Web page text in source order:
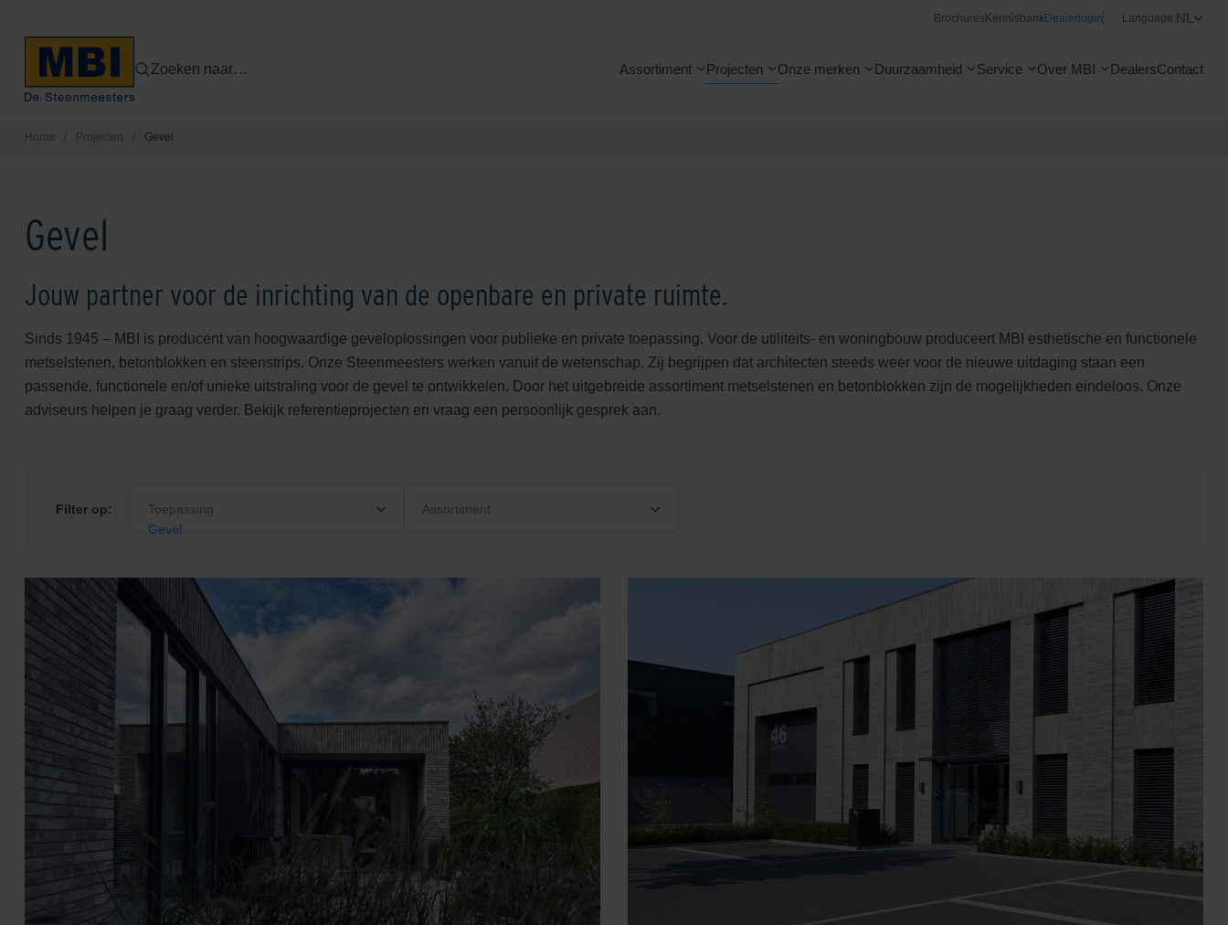
Brochures KennisbankDealerlogin Language:NL
Zoeken naar… Assortiment Projecten Onze merken Duurzaamheid Service Over MBI DealersContact
Home / Projecten / Gevel
Gevel
Jouw partner voor de inrichting van de openbare en private ruimte.
Sinds 1945 – MBI is producent van hoogwaardige geveloplossingen voor publieke en private toepassing. Voor de utiliteits- en woningbouw produceert MBI esthetische en functionele
metselstenen, betonblokken en steenstrips. Onze Steenmeesters werken vanuit de wetenschap. Zij begrijpen dat architecten steeds weer voor de nieuwe uitdaging staan een
passende, functionele en/of unieke uitstraling voor de gevel te ontwikkelen. Door het uitgebreide assortiment metselstenen en betonblokken zijn de mogelijkheden eindeloos. Onze
adviseurs helpen je graag verder. Bekijk referentieprojecten en vraag een persoonlijk gesprek aan.
Filter op:
Toepassing
Gevel
Assortiment